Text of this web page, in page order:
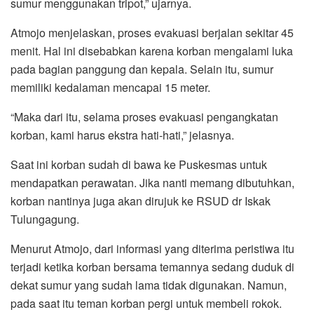
Atmojo menjelaskan, proses evakuasi berjalan sekitar 45
menit. Hal ini disebabkan karena korban mengalami luka
pada bagian panggung dan kepala. Selain itu, sumur
memiliki kedalaman mencapai 15 meter.
“Maka dari itu, selama proses evakuasi pengangkatan
korban, kami harus ekstra hati-hati,” jelasnya.
Saat ini korban sudah di bawa ke Puskesmas untuk
mendapatkan perawatan. Jika nanti memang dibutuhkan,
korban nantinya juga akan dirujuk ke RSUD dr Iskak
Tulungagung.
Menurut Atmojo, dari informasi yang diterima peristiwa itu
terjadi ketika korban bersama temannya sedang duduk di
dekat sumur yang sudah lama tidak digunakan. Namun,
pada saat itu teman korban pergi untuk membeli rokok.